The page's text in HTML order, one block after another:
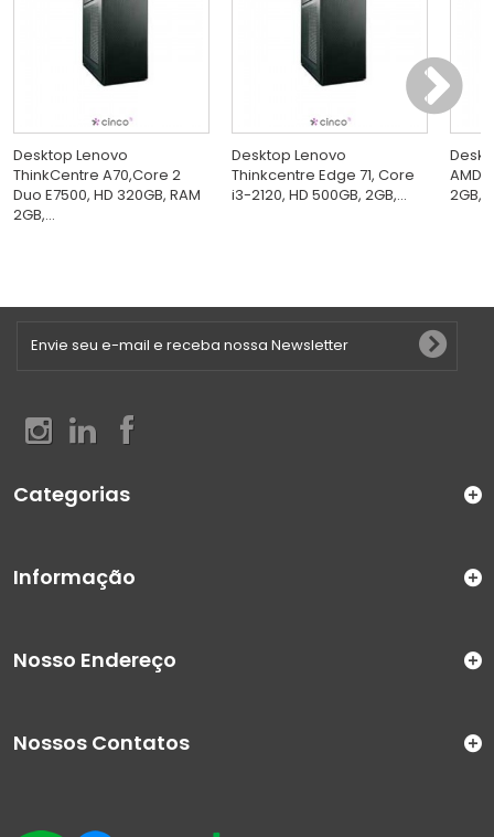
Desktop Lenovo
ThinkCentre A70,Core 2
Duo E7500, HD 320GB, RAM
2GB,...
Desktop Lenovo
Thinkcentre Edge 71, Core
i3-2120, HD 500GB, 2GB,...
AMD
2GB,
Categorias
Informação
Nosso Endereço
Nossos Contatos